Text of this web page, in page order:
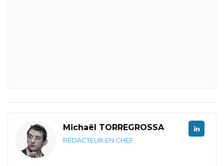
Michaël TORREGROSSA
RÉDACTEUR EN CHEF